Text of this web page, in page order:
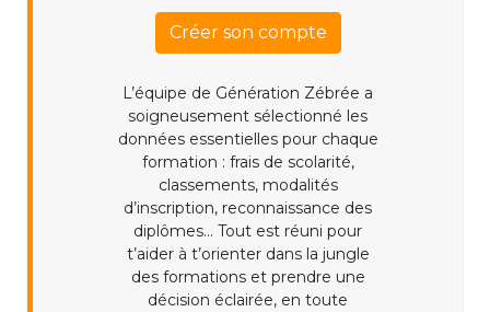
Créer son compte
L’équipe de Génération Zébrée a
soigneusement sélectionné les
données essentielles pour chaque
formation : frais de scolarité,
classements, modalités
d’inscription, reconnaissance des
diplômes... Tout est réuni pour
t’aider à t’orienter dans la jungle
des formations et prendre une
décision éclairée, en toute